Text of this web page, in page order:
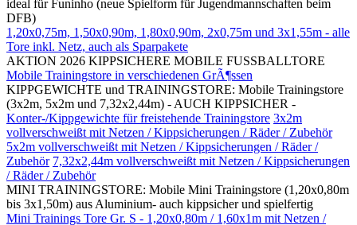
ideal für Funinho (neue Spielform für Jugendmannschaften beim
DFB)
1,20x0,75m, 1,50x0,90m, 1,80x0,90m, 2x0,75m und 3x1,55m - alle
Tore inkl. Netz, auch als Sparpakete
AKTION 2026 KIPPSICHERE MOBILE FUSSBALLTORE
Mobile Trainingstore in verschiedenen GrÃ¶ssen
KIPPGEWICHTE und TRAININGSTORE: Mobile Trainingstore
(3x2m, 5x2m und 7,32x2,44m) - AUCH KIPPSICHER -
Konter-/Kippgewichte für freistehende Trainingstore 3x2m
vollverschweißt mit Netzen / Kippsicherungen / Räder / Zubehör
5x2m vollverschweißt mit Netzen / Kippsicherungen / Räder /
Zubehör 7,32x2,44m vollverschweißt mit Netzen / Kippsicherungen
/ Räder / Zubehör
MINI TRAININGSTORE: Mobile Mini Trainingstore (1,20x0,80m
bis 3x1,50m) aus Aluminium- auch kippsicher und spielfertig
Mini Trainings Tore Gr. S - 1,20x0,80m / 1,60x1m mit Netzen /